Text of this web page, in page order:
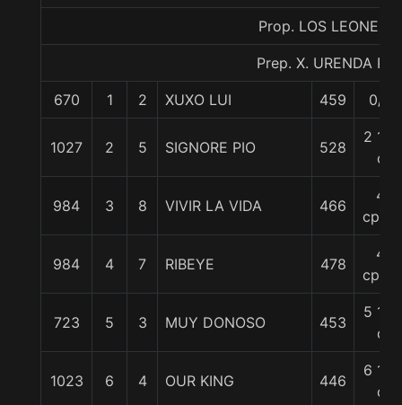
Prop. LOS LEONES
Prep. X. URENDA P.
670 1 2 XUXO LUI 459 0/0
1027 2 5 SIGNORE PIO 528
2 1/2
c
984 3 8 VIVIR LA VIDA 466
4
cpos.
984 4 7 RIBEYE 478
4
cpos.
723 5 3 MUY DONOSO 453
5 1/4
c
1023 6 4 OUR KING 446
6 1/4
c